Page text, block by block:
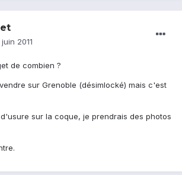
2011
de combien ?
sur Grenoble (désimlocké) mais c'est
sur la coque, je prendrais des photos